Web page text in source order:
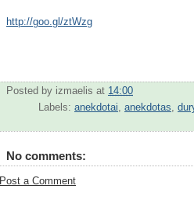
http://goo.gl/ztWzg
Posted by izmaelis at 14:00
Labels: anekdotai anekdotas
No comments:
Post a Comment